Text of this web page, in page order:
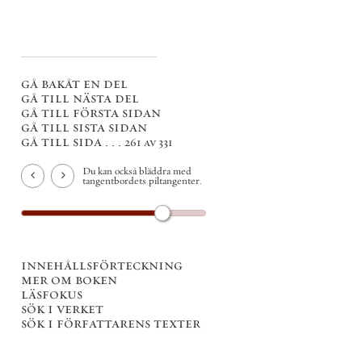
gå bakåt en del
gå till nästa del
gå till första sidan
gå till sista sidan
gå till sida . . . 261 av 331
Du kan också bläddra med
tangentbordets piltangenter.
innehållsförteckning
mer om boken
läsfokus
sök i verket
sök i författarens texter